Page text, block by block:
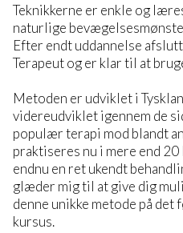
Teknikkerne er enkle og
naturlige
Efter endt uddannelse
Terapeut og er klar til at
Metoden er udviklet i
videreudviklet igennem de
populær terapi mod blandt
praktiseres nu i mere end
endnu en ret ukendt
glæder mig til at give dig
denne unikke metode på
kursus.